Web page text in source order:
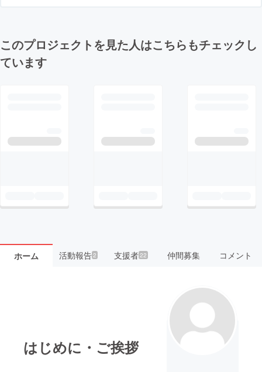
このプロジェクトを見た人はこちらもチェックし
ています
ホーム 活動報告2 支援者22 仲間募集 コメント
はじめに・ご挨拶